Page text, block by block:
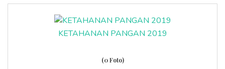
KETAHANAN PANGAN 2019
(0 Foto)